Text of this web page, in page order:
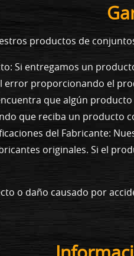
productos de
Si entregamos un
error proporcionando el
que algún
que reciba un producto
del Fabricante:
originales. Si el
o daño causado por